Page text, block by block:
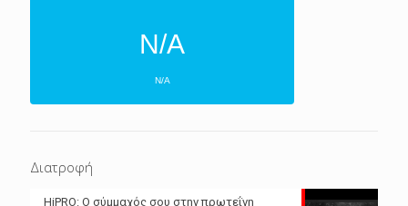
N/A
N/A
Διατροφή
HiPRO: Ο σύμμαχός σου στην πρωτεΐνη